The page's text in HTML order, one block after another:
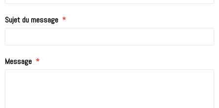
Sujet du message
Message